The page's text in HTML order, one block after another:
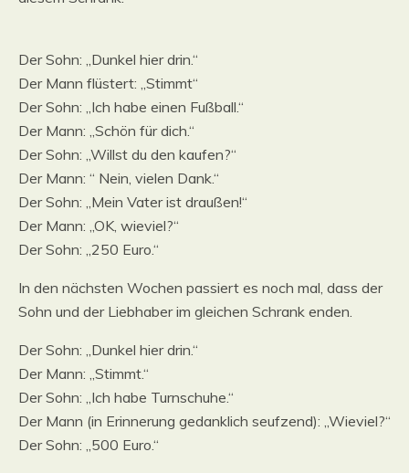
Der Sohn: „Dunkel hier drin.“
Der Mann flüstert: „Stimmt“
Der Sohn: „Ich habe einen Fußball.“
Der Mann: „Schön für dich.“
Der Sohn: „Willst du den kaufen?“
Der Mann: “ Nein, vielen Dank.“
Der Sohn: „Mein Vater ist draußen!“
Der Mann: „OK, wieviel?“
Der Sohn: „250 Euro.“
In den nächsten Wochen passiert es noch mal, dass der
Sohn und der Liebhaber im gleichen Schrank enden.
Der Sohn: „Dunkel hier drin.“
Der Mann: „Stimmt.“
Der Sohn: „Ich habe Turnschuhe.“
Der Mann (in Erinnerung gedanklich seufzend): „Wieviel?“
Der Sohn: „500 Euro.“